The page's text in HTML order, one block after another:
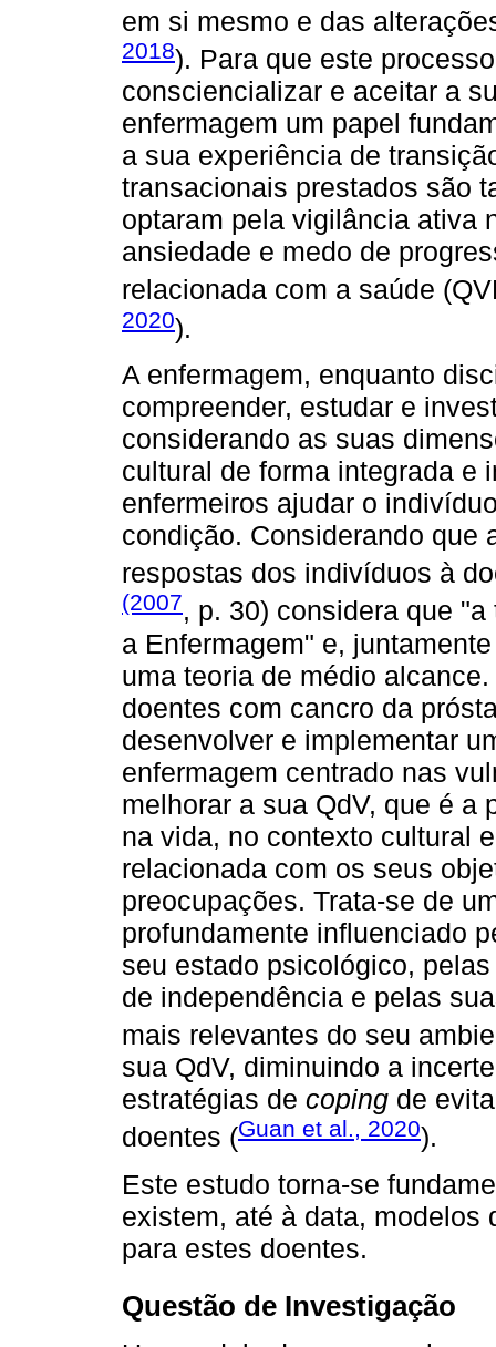
em si mesmo e das
2018). Para que este
consciencializar e aceitar a
enfermagem um papel
a sua experiência de
transacionais prestados são
optaram pela vigilância ativa
ansiedade e medo de
relacionada com a saúde
2020).
A enfermagem, enquanto
compreender, estudar e
considerando as suas
cultural de forma integrada e
enfermeiros ajudar o
condição. Considerando que
respostas dos indivíduos à
(2007, p. 30) considera que
a Enfermagem" e,
uma teoria de médio
doentes com cancro da
desenvolver e implementar
enfermagem centrado nas
melhorar a sua QdV, que é a
na vida, no contexto cultural
relacionada com os seus
preocupações. Trata-se de
profundamente influenciado
seu estado psicológico,
de independência e pelas
mais relevantes do seu
sua QdV, diminuindo a
estratégias de coping de
doentes (Guan et al., 2020).
Este estudo torna-se
existem, até à data, modelos
para estes doentes.
Questão de Investigação